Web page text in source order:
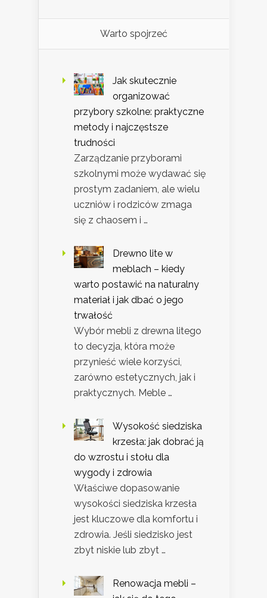
Warto spojrzeć
Jak skutecznie
organizować
przybory szkolne: praktyczne
metody i najczęstsze
trudności
Zarządzanie przyborami
szkolnymi może wydawać się
prostym zadaniem, ale wielu
uczniów i rodziców zmaga
się z chaosem i …
Drewno lite w
meblach – kiedy
warto postawić na naturalny
materiał i jak dbać o jego
trwałość
Wybór mebli z drewna litego
to decyzja, która może
przynieść wiele korzyści,
zarówno estetycznych, jak i
praktycznych. Meble …
Wysokość siedziska
krzesła: jak dobrać ją
do wzrostu i stołu dla
wygody i zdrowia
Właściwe dopasowanie
wysokości siedziska krzesła
jest kluczowe dla komfortu i
zdrowia. Jeśli siedzisko jest
zbyt niskie lub zbyt …
Renowacja mebli –